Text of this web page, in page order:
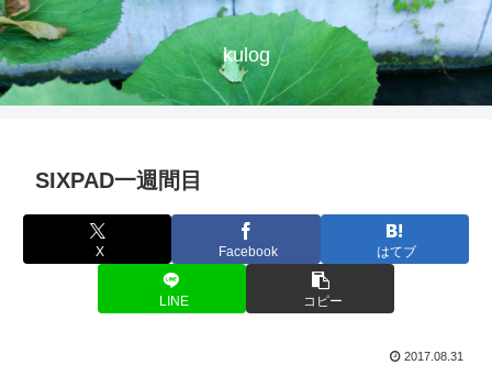
kulog
SIXPAD一週間目
X Facebook はてブ
LINE コピー
2017.08.31